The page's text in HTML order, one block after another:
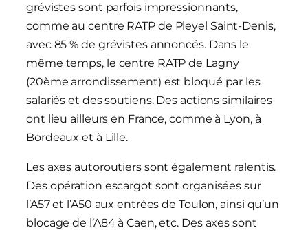
grévistes sont parfois impressionnants,
comme au centre RATP de Pleyel Saint-Denis,
avec 85 % de grévistes annoncés. Dans le
même temps, le centre RATP de Lagny
(20ème arrondissement) est bloqué par les
salariés et des soutiens. Des actions similaires
ont lieu ailleurs en France, comme à Lyon, à
Bordeaux et à Lille.
Les axes autoroutiers sont également ralentis.
Des opération escargot sont organisées sur
l’A57 et l’A50 aux entrées de Toulon, ainsi qu’un
blocage de l’A84 à Caen, etc. Des axes sont